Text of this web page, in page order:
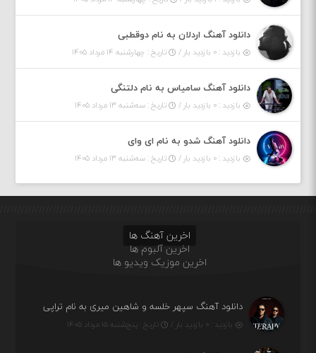
دانلود آهنگ اردلان به نام دوقطبی
بازدید : ۰ بازدید بار / تاریخ : چهارشنبه ۱۴ مرداد ۱۴۰۵
دانلود آهنگ سامیاس به نام دلتنگی
بازدید : ۰ بازدید بار / تاریخ : سه‌شنبه ۱۳ مرداد ۱۴۰۵
دانلود آهنگ شدو به نام ای وای
بازدید : ۰ بازدید بار / تاریخ : سه‌شنبه ۱۳ مرداد ۱۴۰۵
اخرین آهنگ ها
اخرین آلبوم ها
اخرین موزیک ویدیو ها
دانلود آهنگ سپهر خلسه و شاهین میری به نام تراپی
بازدید : ۰ بازدید بار / تاریخ : پنج‌شنبه ۱۵ مرداد ۱۴۰۵